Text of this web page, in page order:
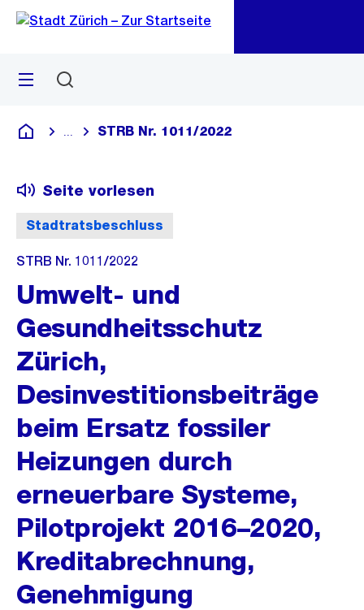
Navigation
Sprunglink
Menü
Deutsch
Blende alle Breadcrumbs ein
STRB Nr. 1011/2022
Stadtratsbeschluss
Seite vorlesen
STRB Nr. 1011/2022
Umwelt- und
Gesundheitsschutz
Zürich,
Desinvestitionsbeiträge
beim Ersatz fossiler
Heizungen durch
erneuerbare Systeme,
Pilotprojekt 2016–2020,
Kreditabrechnung,
Genehmigung